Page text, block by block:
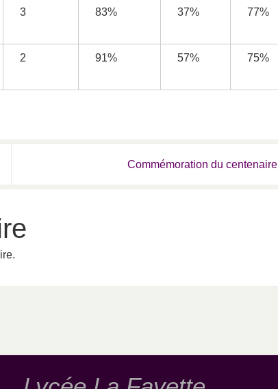
3 83% 37% 77%
2 91% 57% 75%
Commémoration du centenaire